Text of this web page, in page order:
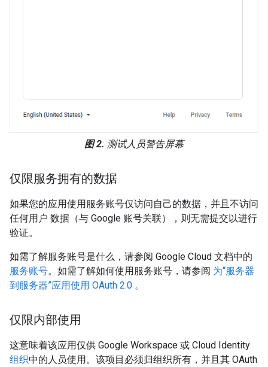
图 2. 测试人员警告屏幕
仅限服务拥有的数据
如果您的应用使用服务账号仅访问自己的数据，并且不访问
任何用户 数据（与 Google 账号关联），则无需提交以进行
验证。
如需了解服务账号是什么，请参阅 Google Cloud 文档中的
服务账号。如需了解如何使用服务账号，请参阅 为“服务器
到服务器”应用使用 OAuth 2.0 。
仅限内部使用
这意味着该应用仅供 Google Workspace 或 Cloud Identity
组织中的人员使用。该项目必须归组织所有，并且其 OAuth